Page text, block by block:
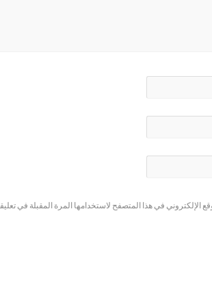
الإلكتروني في هذا المتصفح لاستخدامها المرة المقبلة في